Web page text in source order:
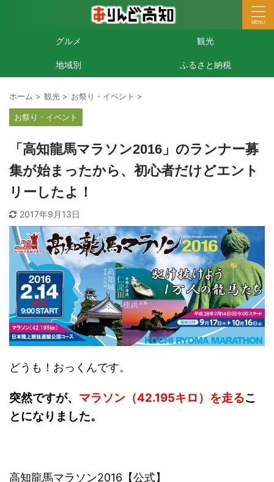
グルメ 観光
地域別 ふるさと納税
ホーム > 観光 > お祭り・イベント >
お祭り・イベント
「高知龍馬マラソン2016」のランナー募
集が始まったから、初心者だけどエント
リーしたよ！
2017年9月13日
どうも！おっくんです。
突然ですが、 マラソン（42.195キロ）を走るこ
とになりました。
高知龍馬マラソン2016【公式】